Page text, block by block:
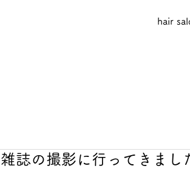
hair
雑誌の撮影に行ってきま